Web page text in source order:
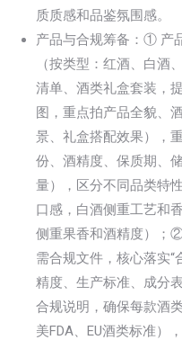
质质感和品鉴氛围感。
产品与合规筹备：① 产
（按类型：红酒、白酒
清单、酒类礼盒套装，
图，重点拍产品全貌、
景、礼盒搭配效果），
份、酒精度、保质期、
量），区分不同品类特
口感，白酒侧重工艺和
侧重果香和酒精度）；
需合规文件，核心落实“
精度、生产标准、成分
合规说明，确保每款酒
美FDA、EU酒类标准）